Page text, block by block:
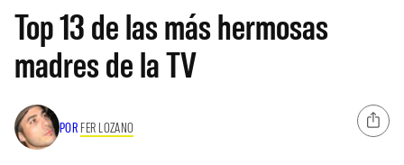
Top 13 de las más hermosas
madres de la TV
POR FER LOZANO